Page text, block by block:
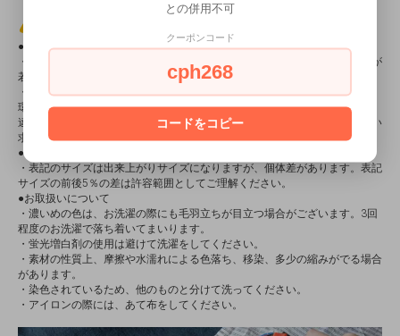
●カラーについて
・天然素材の⿇は、⽣産したときの天候、⽇照時間、収穫時期によって⾊が
若⼲違います。同じ商品でも濃淡の違いが出てきます。
・PCやスマホの種類、ブルーライトカットフィルターを通した場合など、
環境によって色の見え方が異なる場合がございます。 このような見え方の
違いによる返品・交換はご遠慮いただいております。予めご了承の上お買い
求めください。
●サイズについて
・表記のサイズは出来上がりサイズになりますが、個体差があります。表記
サイズの前後5％の差は許容範囲としてご理解ください。
●お取扱いについて
・濃いめの色は、お洗濯の際にも毛羽立ちが目立つ場合がございます。3回
程度のお洗濯で落ち着いてまいります。
・蛍光増白剤の使用は避けて洗濯をしてください。
・素材の性質上、摩擦や水濡れによる色落ち、移染、多少の縮みがでる場合
があります。
・染色されているため、他のものと分けて洗ってください。
・アイロンの際には、あて布をしてください。
との併用不可
クーポンコード
cph268
コードをコピー